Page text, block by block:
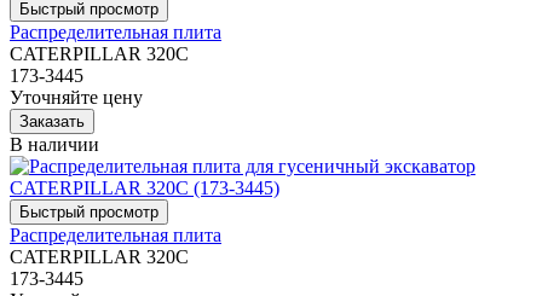
Распределительная плита
CATERPILLAR 320C
173-3445
Уточняйте цену
В наличии
Распределительная плита
CATERPILLAR 320C
173-3445